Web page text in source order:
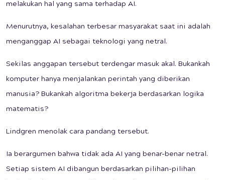
melakukan hal yang sama terhadap AI.
Menurutnya, kesalahan terbesar masyarakat saat ini adalah
menganggap AI sebagai teknologi yang netral.
Sekilas anggapan tersebut terdengar masuk akal. Bukankah
komputer hanya menjalankan perintah yang diberikan
manusia? Bukankah algoritma bekerja berdasarkan logika
matematis?
Lindgren menolak cara pandang tersebut.
Ia berargumen bahwa tidak ada AI yang benar-benar netral.
Setiap sistem AI dibangun berdasarkan pilihan-pilihan